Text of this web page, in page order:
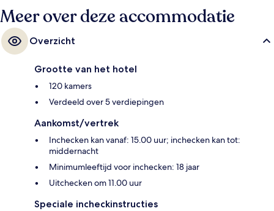
Meer over deze accommodatie
Overzicht
Grootte van het hotel
120 kamers
Verdeeld over 5 verdiepingen
Aankomst/vertrek
Inchecken kan vanaf: 15.00 uur; inchecken kan tot:
middernacht
Minimumleeftijd voor inchecken: 18 jaar
Uitchecken om 11.00 uur
Speciale incheckinstructies